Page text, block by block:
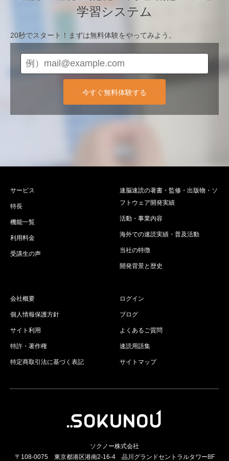
学習システム
20秒でスタート！まずは無料体験をやってみよう。
今すぐ無料体験する
サービス
特長
機能一覧
利用料金
受講生の声
速脳速読の著書・監修・出版物・ソ
フトウェア開発実績
活動・事業内容
海外での速読実績・普及活動
当社の特徴
開発背景と歴史
会社概要
個人情報保護方針
サイト利用
特許・著作権
特定商取引法に基づく表記
ログイン
ブログ
よくあるご質問
速読用語集
サイトマップ
ソクノー株式会社
〒108-0075 東京都港区港南2-16-4 品川グランドセントラルタワー8F